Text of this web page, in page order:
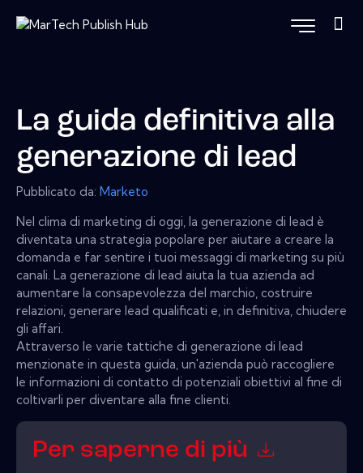
La guida definitiva alla
generazione di lead
Pubblicato da: Marketo
Nel clima di marketing di oggi, la generazione di lead è
diventata una strategia popolare per aiutare a creare la
domanda e far sentire i tuoi messaggi di marketing su più
canali. La generazione di lead aiuta la tua azienda ad
aumentare la consapevolezza del marchio, costruire
relazioni, generare lead qualificati e, in definitiva, chiudere
gli affari.
Attraverso le varie tattiche di generazione di lead
menzionate in questa guida, un'azienda può raccogliere
le informazioni di contatto di potenziali obiettivi al fine di
coltivarli per diventare alla fine clienti.
Per saperne di più